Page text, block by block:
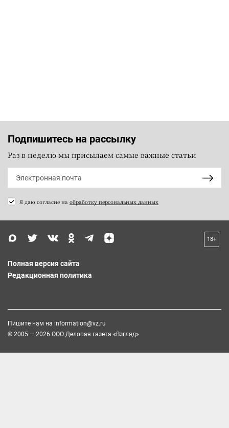
Подпишитесь на рассылку
Раз в неделю мы присылаем самые важные статьи
Я даю согласие на обработку персональных данных
18+
Полная версия сайта
Редакционная политика
Пишите нам на information@vz.ru
© 2005 — 2026 ООО Деловая газета «Взгляд»